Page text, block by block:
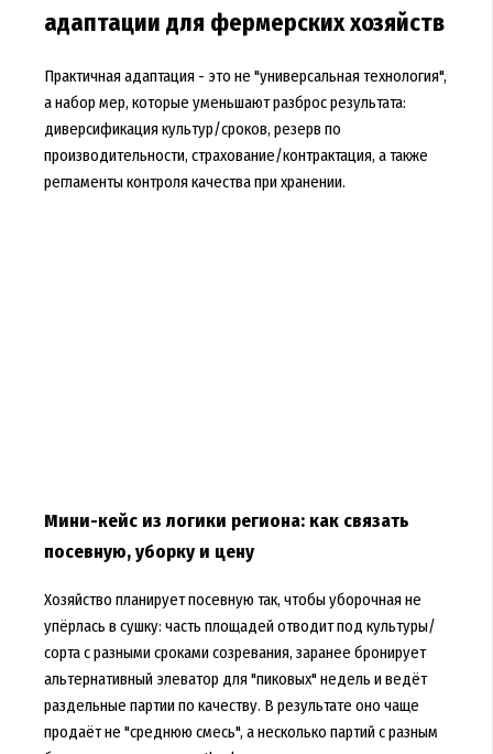
адаптации для фермерских хозяйств
Практичная адаптация - это не "универсальная технология",
а набор мер, которые уменьшают разброс результата:
диверсификация культур/сроков, резерв по
производительности, страхование/контрактация, а также
регламенты контроля качества при хранении.
Мини-кейс из логики региона: как связать
посевную, уборку и цену
Хозяйство планирует посевную так, чтобы уборочная не
упёрлась в сушку: часть площадей отводит под культуры/
сорта с разными сроками созревания, заранее бронирует
альтернативный элеватор для "пиковых" недель и ведёт
раздельные партии по качеству. В результате оно чаще
продаёт не "среднюю смесь", а несколько партий с разным